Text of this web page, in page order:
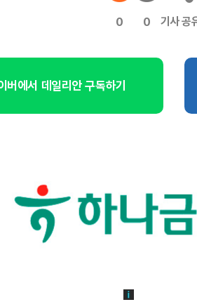
0 0 기사 공
버에서 데일리안 구독하기